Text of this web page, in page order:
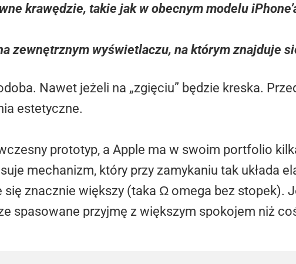
krawędzie, takie jak w obecnym modelu
zewnętrznym wyświetlaczu, na którym znajduje
Nawet jeżeli na „zgięciu” będzie kreska.
estetyczne.
prototyp, a Apple ma w swoim portfolio
mechanizm, który przy zamykaniu tak układa
się znacznie większy (taka Ω omega bez stopek).
spasowane przyjmę z większym spokojem niż